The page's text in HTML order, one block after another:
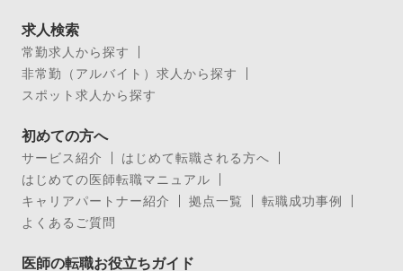
求人検索
常勤求人から探す
非常勤（アルバイト）求人から探す
スポット求人から探す
初めての方へ
サービス紹介
はじめて転職される方へ
はじめての医師転職マニュアル
キャリアパートナー紹介
拠点一覧
転職成功事例
よくあるご質問
医師の転職お役立ちガイド